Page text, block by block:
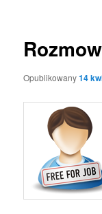
Opublikowany14